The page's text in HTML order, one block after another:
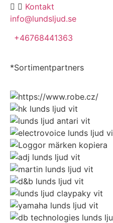
Kontakt
info@lundsljud.se
+46768441363
*Sortimentpartners